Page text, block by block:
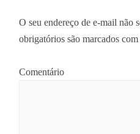
O seu endereço de e-mail não
obrigatórios são marcados com
Comentário